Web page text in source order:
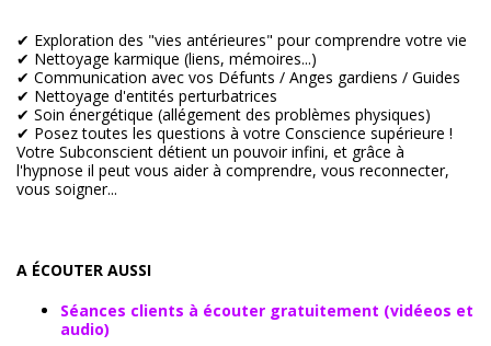
✔ Exploration des "vies antérieures" pour comprendre votre vie
✔ Nettoyage karmique (liens, mémoires...)
✔ Communication avec vos Défunts / Anges gardiens / Guides
✔ Nettoyage d'entités perturbatrices
✔ Soin énergétique (allégement des problèmes physiques)
✔ Posez toutes les questions à votre Conscience supérieure !
Votre Subconscient détient un pouvoir infini, et grâce à
l'hypnose il peut vous aider à comprendre, vous reconnecter,
vous soigner...
A ÉCOUTER AUSSI
Séances clients à écouter gratuitement (vidéeos et
audio)